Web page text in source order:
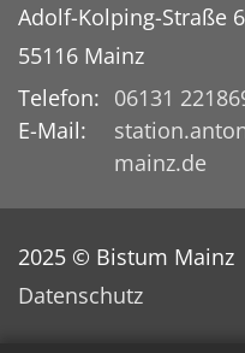
Adolf-Kolping-Straße 6
55116 Mainz
Telefon: 06131
E-Mail:
mainz.de
2025 © Bistum Mainz
Datenschutz